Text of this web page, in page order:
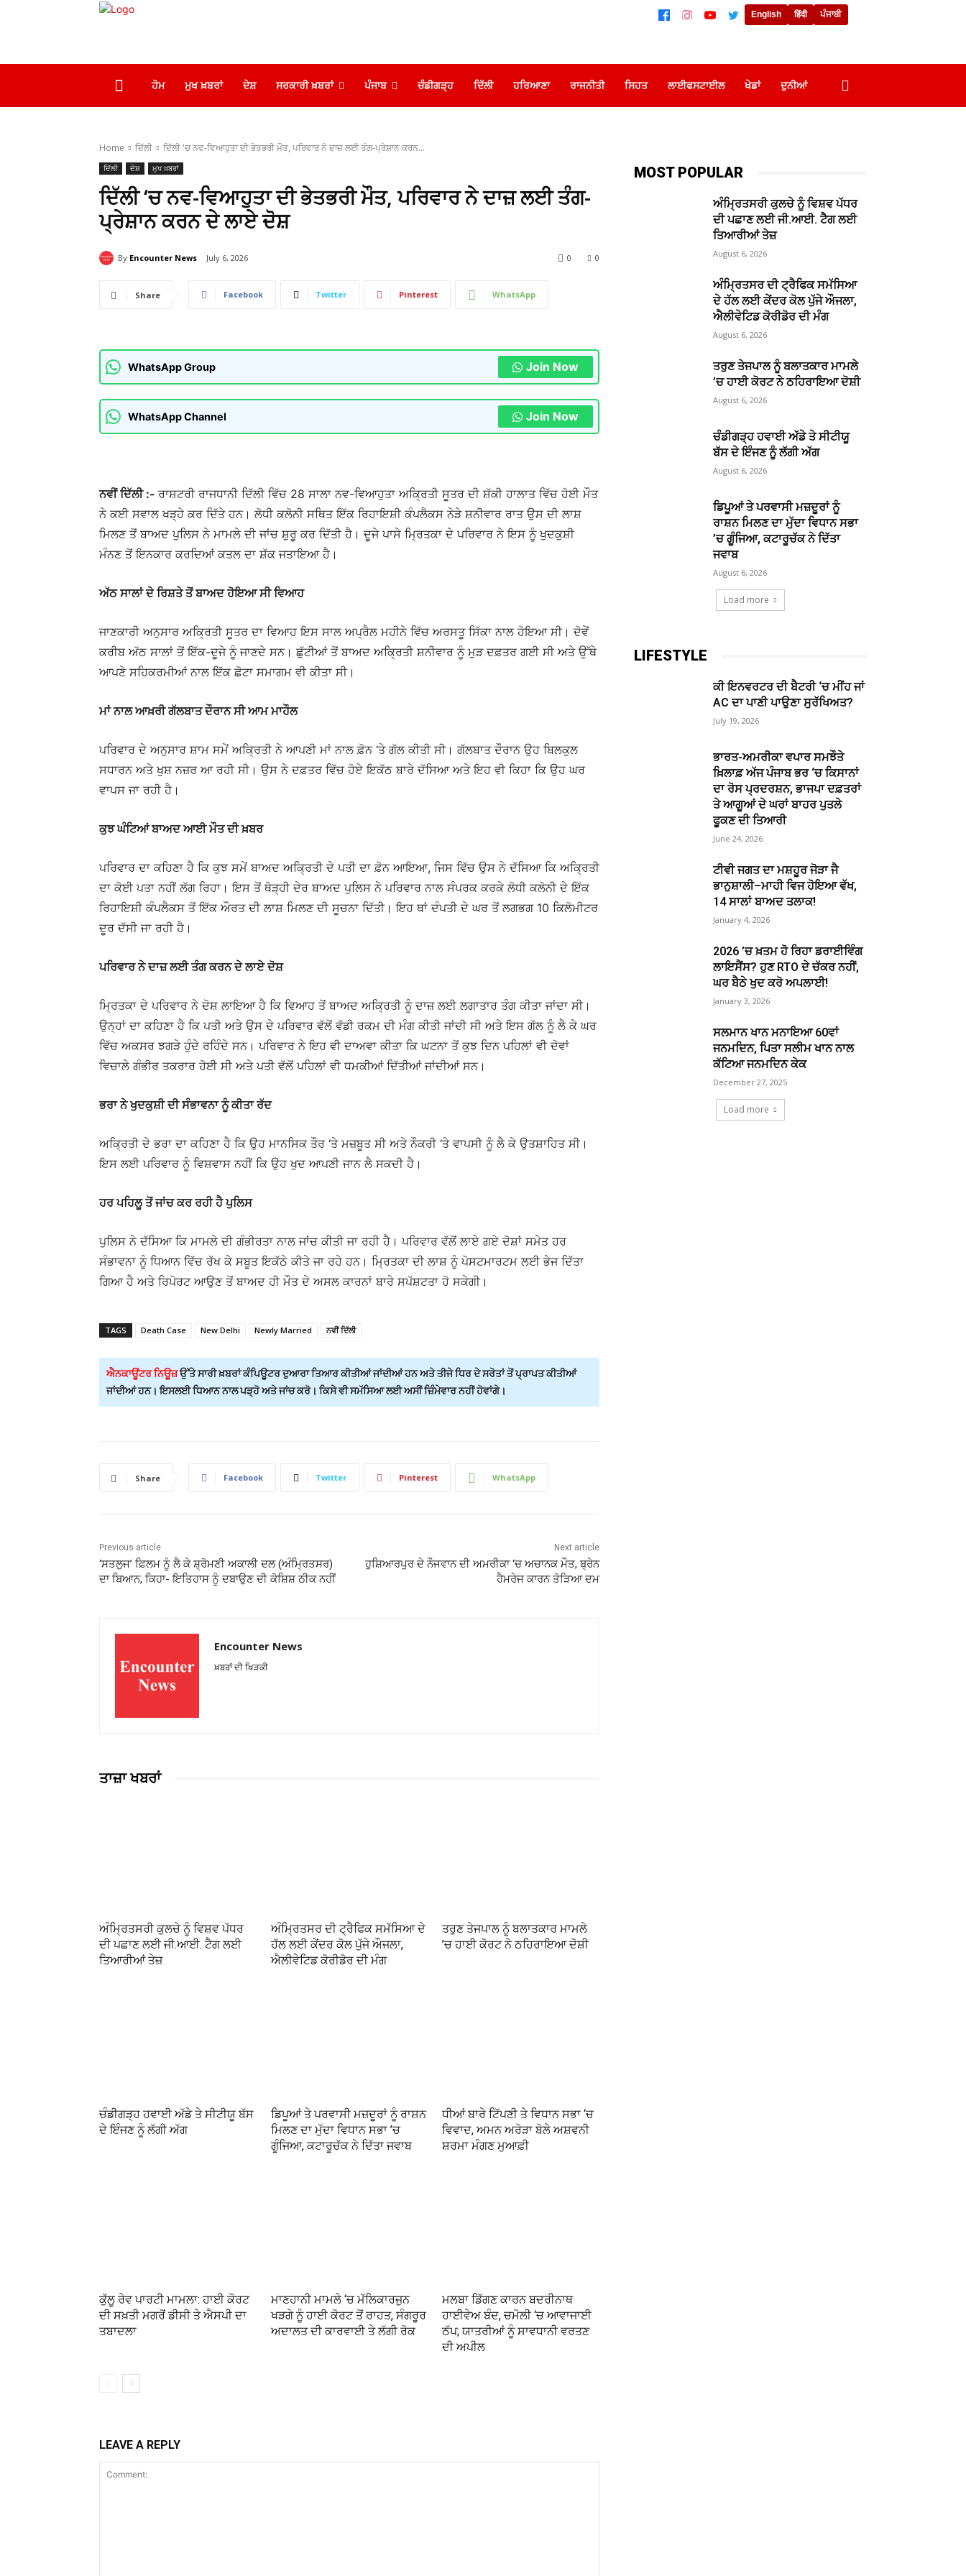
English हिंदी ਪੰਜਾਬੀ
ਹੋਮ ਮੁਖ ਖ਼ਬਰਾਂ ਦੇਸ਼ ਸਰਕਾਰੀ ਖ਼ਬਰਾਂ ਪੰਜਾਬ ਚੰਡੀਗੜ੍ਹ ਦਿੱਲੀ ਹਰਿਆਣਾ ਰਾਜਨੀਤੀ ਸਿਹਤ ਲਾਈਫਸਟਾਈਲ ਖੇਡਾਂ ਦੁਨੀਆਂ
Home ਦਿੱਲੀ ਦਿੱਲੀ 'ਚ ਨਵ-ਵਿਆਹੁਤਾ ਦੀ ਭੇਤਭਰੀ ਮੌਤ, ਪਰਿਵਾਰ ਨੇ ਦਾਜ਼ ਲਈ ਤੰਗ-ਪ੍ਰੇਸ਼ਾਨ ਕਰਨ...
ਦਿੱਲੀ ਦੇਸ਼ ਮੁਖ ਖ਼ਬਰਾਂ
ਦਿੱਲੀ ‘ਚ ਨਵ-ਵਿਆਹੁਤਾ ਦੀ ਭੇਤਭਰੀ ਮੌਤ, ਪਰਿਵਾਰ ਨੇ ਦਾਜ਼ ਲਈ ਤੰਗ-
ਪ੍ਰੇਸ਼ਾਨ ਕਰਨ ਦੇ ਲਾਏ ਦੋਸ਼
By Encounter News July 6, 2026 0
0
Share Facebook Twitter Pinterest WhatsApp
WhatsApp Group Join Now
WhatsApp Channel Join Now
ਨਵੀਂ ਦਿੱਲੀ :- ਰਾਸ਼ਟਰੀ ਰਾਜਧਾਨੀ ਦਿੱਲੀ ਵਿੱਚ 28 ਸਾਲਾ ਨਵ-ਵਿਆਹੁਤਾ ਅਕ੍ਰਿਤੀ ਸੂਤਰ ਦੀ ਸ਼ੱਕੀ ਹਾਲਾਤ ਵਿੱਚ ਹੋਈ ਮੌਤ
ਨੇ ਕਈ ਸਵਾਲ ਖੜ੍ਹੇ ਕਰ ਦਿੱਤੇ ਹਨ। ਲੋਧੀ ਕਲੋਨੀ ਸਥਿਤ ਇੱਕ ਰਿਹਾਇਸ਼ੀ ਕੰਪਲੈਕਸ ਨੇੜੇ ਸ਼ਨੀਵਾਰ ਰਾਤ ਉਸ ਦੀ ਲਾਸ਼
ਮਿਲਣ ਤੋਂ ਬਾਅਦ ਪੁਲਿਸ ਨੇ ਮਾਮਲੇ ਦੀ ਜਾਂਚ ਸ਼ੁਰੂ ਕਰ ਦਿੱਤੀ ਹੈ। ਦੂਜੇ ਪਾਸੇ ਮ੍ਰਿਤਕਾ ਦੇ ਪਰਿਵਾਰ ਨੇ ਇਸ ਨੂੰ ਖੁਦਕੁਸ਼ੀ
ਮੰਨਣ ਤੋਂ ਇਨਕਾਰ ਕਰਦਿਆਂ ਕਤਲ ਦਾ ਸ਼ੱਕ ਜਤਾਇਆ ਹੈ।
ਅੱਠ ਸਾਲਾਂ ਦੇ ਰਿਸ਼ਤੇ ਤੋਂ ਬਾਅਦ ਹੋਇਆ ਸੀ ਵਿਆਹ
ਜਾਣਕਾਰੀ ਅਨੁਸਾਰ ਅਕ੍ਰਿਤੀ ਸੂਤਰ ਦਾ ਵਿਆਹ ਇਸ ਸਾਲ ਅਪ੍ਰੈਲ ਮਹੀਨੇ ਵਿੱਚ ਅਰਸਤੂ ਸਿੱਕਾ ਨਾਲ ਹੋਇਆ ਸੀ। ਦੋਵੇਂ
ਕਰੀਬ ਅੱਠ ਸਾਲਾਂ ਤੋਂ ਇੱਕ-ਦੂਜੇ ਨੂੰ ਜਾਣਦੇ ਸਨ। ਛੁੱਟੀਆਂ ਤੋਂ ਬਾਅਦ ਅਕ੍ਰਿਤੀ ਸ਼ਨੀਵਾਰ ਨੂੰ ਮੁੜ ਦਫ਼ਤਰ ਗਈ ਸੀ ਅਤੇ ਉੱਥੇ
ਆਪਣੇ ਸਹਿਕਰਮੀਆਂ ਨਾਲ ਇੱਕ ਛੋਟਾ ਸਮਾਗਮ ਵੀ ਕੀਤਾ ਸੀ।
ਮਾਂ ਨਾਲ ਆਖ਼ਰੀ ਗੱਲਬਾਤ ਦੌਰਾਨ ਸੀ ਆਮ ਮਾਹੌਲ
ਪਰਿਵਾਰ ਦੇ ਅਨੁਸਾਰ ਸ਼ਾਮ ਸਮੇਂ ਅਕ੍ਰਿਤੀ ਨੇ ਆਪਣੀ ਮਾਂ ਨਾਲ ਫ਼ੋਨ ‘ਤੇ ਗੱਲ ਕੀਤੀ ਸੀ। ਗੱਲਬਾਤ ਦੌਰਾਨ ਉਹ ਬਿਲਕੁਲ
ਸਧਾਰਨ ਅਤੇ ਖੁਸ਼ ਨਜ਼ਰ ਆ ਰਹੀ ਸੀ। ਉਸ ਨੇ ਦਫ਼ਤਰ ਵਿੱਚ ਹੋਏ ਇਕੱਠ ਬਾਰੇ ਦੱਸਿਆ ਅਤੇ ਇਹ ਵੀ ਕਿਹਾ ਕਿ ਉਹ ਘਰ
ਵਾਪਸ ਜਾ ਰਹੀ ਹੈ।
ਕੁਝ ਘੰਟਿਆਂ ਬਾਅਦ ਆਈ ਮੌਤ ਦੀ ਖ਼ਬਰ
ਪਰਿਵਾਰ ਦਾ ਕਹਿਣਾ ਹੈ ਕਿ ਕੁਝ ਸਮੇਂ ਬਾਅਦ ਅਕ੍ਰਿਤੀ ਦੇ ਪਤੀ ਦਾ ਫ਼ੋਨ ਆਇਆ, ਜਿਸ ਵਿੱਚ ਉਸ ਨੇ ਦੱਸਿਆ ਕਿ ਅਕ੍ਰਿਤੀ
ਦਾ ਕੋਈ ਪਤਾ ਨਹੀਂ ਲੱਗ ਰਿਹਾ। ਇਸ ਤੋਂ ਥੋੜ੍ਹੀ ਦੇਰ ਬਾਅਦ ਪੁਲਿਸ ਨੇ ਪਰਿਵਾਰ ਨਾਲ ਸੰਪਰਕ ਕਰਕੇ ਲੋਧੀ ਕਲੋਨੀ ਦੇ ਇੱਕ
ਰਿਹਾਇਸ਼ੀ ਕੰਪਲੈਕਸ ਤੋਂ ਇੱਕ ਔਰਤ ਦੀ ਲਾਸ਼ ਮਿਲਣ ਦੀ ਸੂਚਨਾ ਦਿੱਤੀ। ਇਹ ਥਾਂ ਦੰਪਤੀ ਦੇ ਘਰ ਤੋਂ ਲਗਭਗ 10 ਕਿਲੋਮੀਟਰ
ਦੂਰ ਦੱਸੀ ਜਾ ਰਹੀ ਹੈ।
ਪਰਿਵਾਰ ਨੇ ਦਾਜ਼ ਲਈ ਤੰਗ ਕਰਨ ਦੇ ਲਾਏ ਦੋਸ਼
ਮ੍ਰਿਤਕਾ ਦੇ ਪਰਿਵਾਰ ਨੇ ਦੋਸ਼ ਲਾਇਆ ਹੈ ਕਿ ਵਿਆਹ ਤੋਂ ਬਾਅਦ ਅਕ੍ਰਿਤੀ ਨੂੰ ਦਾਜ਼ ਲਈ ਲਗਾਤਾਰ ਤੰਗ ਕੀਤਾ ਜਾਂਦਾ ਸੀ।
ਉਨ੍ਹਾਂ ਦਾ ਕਹਿਣਾ ਹੈ ਕਿ ਪਤੀ ਅਤੇ ਉਸ ਦੇ ਪਰਿਵਾਰ ਵੱਲੋਂ ਵੱਡੀ ਰਕਮ ਦੀ ਮੰਗ ਕੀਤੀ ਜਾਂਦੀ ਸੀ ਅਤੇ ਇਸ ਗੱਲ ਨੂੰ ਲੈ ਕੇ ਘਰ
ਵਿੱਚ ਅਕਸਰ ਝਗੜੇ ਹੁੰਦੇ ਰਹਿੰਦੇ ਸਨ। ਪਰਿਵਾਰ ਨੇ ਇਹ ਵੀ ਦਾਅਵਾ ਕੀਤਾ ਕਿ ਘਟਨਾ ਤੋਂ ਕੁਝ ਦਿਨ ਪਹਿਲਾਂ ਵੀ ਦੋਵਾਂ
ਵਿਚਾਲੇ ਗੰਭੀਰ ਤਕਰਾਰ ਹੋਈ ਸੀ ਅਤੇ ਪਤੀ ਵੱਲੋਂ ਪਹਿਲਾਂ ਵੀ ਧਮਕੀਆਂ ਦਿੱਤੀਆਂ ਜਾਂਦੀਆਂ ਸਨ।
ਭਰਾ ਨੇ ਖੁਦਕੁਸ਼ੀ ਦੀ ਸੰਭਾਵਨਾ ਨੂੰ ਕੀਤਾ ਰੱਦ
ਅਕ੍ਰਿਤੀ ਦੇ ਭਰਾ ਦਾ ਕਹਿਣਾ ਹੈ ਕਿ ਉਹ ਮਾਨਸਿਕ ਤੌਰ ‘ਤੇ ਮਜ਼ਬੂਤ ਸੀ ਅਤੇ ਨੌਕਰੀ ‘ਤੇ ਵਾਪਸੀ ਨੂੰ ਲੈ ਕੇ ਉਤਸ਼ਾਹਿਤ ਸੀ।
ਇਸ ਲਈ ਪਰਿਵਾਰ ਨੂੰ ਵਿਸ਼ਵਾਸ ਨਹੀਂ ਕਿ ਉਹ ਖੁਦ ਆਪਣੀ ਜਾਨ ਲੈ ਸਕਦੀ ਹੈ।
ਹਰ ਪਹਿਲੂ ਤੋਂ ਜਾਂਚ ਕਰ ਰਹੀ ਹੈ ਪੁਲਿਸ
ਪੁਲਿਸ ਨੇ ਦੱਸਿਆ ਕਿ ਮਾਮਲੇ ਦੀ ਗੰਭੀਰਤਾ ਨਾਲ ਜਾਂਚ ਕੀਤੀ ਜਾ ਰਹੀ ਹੈ। ਪਰਿਵਾਰ ਵੱਲੋਂ ਲਾਏ ਗਏ ਦੋਸ਼ਾਂ ਸਮੇਤ ਹਰ
ਸੰਭਾਵਨਾ ਨੂੰ ਧਿਆਨ ਵਿੱਚ ਰੱਖ ਕੇ ਸਬੂਤ ਇਕੱਠੇ ਕੀਤੇ ਜਾ ਰਹੇ ਹਨ। ਮ੍ਰਿਤਕਾ ਦੀ ਲਾਸ਼ ਨੂੰ ਪੋਸਟਮਾਰਟਮ ਲਈ ਭੇਜ ਦਿੱਤਾ
ਗਿਆ ਹੈ ਅਤੇ ਰਿਪੋਰਟ ਆਉਣ ਤੋਂ ਬਾਅਦ ਹੀ ਮੌਤ ਦੇ ਅਸਲ ਕਾਰਨਾਂ ਬਾਰੇ ਸਪੱਸ਼ਟਤਾ ਹੋ ਸਕੇਗੀ।
TAGS Death Case New Delhi Newly Married ਨਵੀਂ ਦਿੱਲੀ
ਐਨਕਾਊਂਟਰ ਨਿਊਜ਼ਉੱਤੇ ਸਾਰੀ ਖ਼ਬਰਾਂ ਕੰਪਿਊਟਰ ਦੁਆਰਾ ਤਿਆਰ ਕੀਤੀਆਂ ਜਾਂਦੀਆਂ ਹਨ ਅਤੇ ਤੀਜੇ ਧਿਰ ਦੇ ਸਰੋਤਾਂ ਤੋਂ ਪ੍ਰਾਪਤ ਕੀਤੀਆਂ
ਜਾਂਦੀਆਂ ਹਨ। ਇਸਲਈ ਧਿਆਨ ਨਾਲ ਪੜ੍ਹੋ ਅਤੇ ਜਾਂਚ ਕਰੋ। ਕਿਸੇ ਵੀ ਸਮੱਸਿਆ ਲਈ ਅਸੀਂ ਜ਼ਿੰਮੇਵਾਰ ਨਹੀਂ ਹੋਵਾਂਗੇ।
Share Facebook Twitter Pinterest WhatsApp
Previous article
‘ਸਤਲੁਜ’ ਫ਼ਿਲਮ ਨੂੰ ਲੈ ਕੇ ਸ਼੍ਰੋਮਣੀ ਅਕਾਲੀ ਦਲ (ਅੰਮ੍ਰਿਤਸਰ)
ਦਾ ਬਿਆਨ, ਕਿਹਾ- ਇਤਿਹਾਸ ਨੂੰ ਦਬਾਉਣ ਦੀ ਕੋਸ਼ਿਸ਼ ਠੀਕ ਨਹੀਂ
Next article
ਹੁਸ਼ਿਆਰਪੁਰ ਦੇ ਨੌਜਵਾਨ ਦੀ ਅਮਰੀਕਾ ‘ਚ ਅਚਾਨਕ ਮੌਤ, ਬ੍ਰੇਨ
ਹੈਮਰੇਜ ਕਾਰਨ ਤੋੜਿਆ ਦਮ
Encounter News
ਖ਼ਬਰਾਂ ਦੀ ਖਿੜਕੀ
ਤਾਜ਼ਾ ਖਬਰਾਂ
ਅੰਮ੍ਰਿਤਸਰੀ ਕੁਲਚੇ ਨੂੰ ਵਿਸ਼ਵ ਪੱਧਰ
ਦੀ ਪਛਾਣ ਲਈ ਜੀ.ਆਈ. ਟੈਗ ਲਈ
ਤਿਆਰੀਆਂ ਤੇਜ਼
ਅੰਮ੍ਰਿਤਸਰ ਦੀ ਟ੍ਰੈਫਿਕ ਸਮੱਸਿਆ ਦੇ
ਹੱਲ ਲਈ ਕੇਂਦਰ ਕੋਲ ਪੁੱਜੇ ਔਜਲਾ,
ਐਲੀਵੇਟਿਡ ਕੋਰੀਡੋਰ ਦੀ ਮੰਗ
ਤਰੁਣ ਤੇਜਪਾਲ ਨੂੰ ਬਲਾਤਕਾਰ ਮਾਮਲੇ
’ਚ ਹਾਈ ਕੋਰਟ ਨੇ ਠਹਿਰਾਇਆ ਦੋਸ਼ੀ
ਚੰਡੀਗੜ੍ਹ ਹਵਾਈ ਅੱਡੇ ਤੇ ਸੀਟੀਯੂ ਬੱਸ
ਦੇ ਇੰਜਣ ਨੂੰ ਲੱਗੀ ਅੱਗ
ਡਿਪੂਆਂ ਤੇ ਪਰਵਾਸੀ ਮਜ਼ਦੂਰਾਂ ਨੂੰ ਰਾਸ਼ਨ
ਮਿਲਣ ਦਾ ਮੁੱਦਾ ਵਿਧਾਨ ਸਭਾ ’ਚ
ਗੂੰਜਿਆ, ਕਟਾਰੂਚੱਕ ਨੇ ਦਿੱਤਾ ਜਵਾਬ
ਧੀਆਂ ਬਾਰੇ ਟਿੱਪਣੀ ਤੇ ਵਿਧਾਨ ਸਭਾ ‘ਚ
ਵਿਵਾਦ, ਅਮਨ ਅਰੋੜਾ ਬੋਲੇ ਅਸ਼ਵਨੀ
ਸ਼ਰਮਾ ਮੰਗਣ ਮੁਆਫ਼ੀ
ਕੁੱਲੂ ਰੇਵ ਪਾਰਟੀ ਮਾਮਲਾ: ਹਾਈ ਕੋਰਟ
ਦੀ ਸਖ਼ਤੀ ਮਗਰੋਂ ਡੀਸੀ ਤੇ ਐਸਪੀ ਦਾ
ਤਬਾਦਲਾ
ਮਾਣਹਾਨੀ ਮਾਮਲੇ ‘ਚ ਮੱਲਿਕਾਰਜੁਨ
ਖੜਗੇ ਨੂੰ ਹਾਈ ਕੋਰਟ ਤੋਂ ਰਾਹਤ, ਸੰਗਰੂਰ
ਅਦਾਲਤ ਦੀ ਕਾਰਵਾਈ ਤੇ ਲੱਗੀ ਰੋਕ
ਮਲਬਾ ਡਿੱਗਣ ਕਾਰਨ ਬਦਰੀਨਾਥ
ਹਾਈਵੇਅ ਬੰਦ, ਚਮੋਲੀ ‘ਚ ਆਵਾਜਾਈ
ਠੱਪ; ਯਾਤਰੀਆਂ ਨੂੰ ਸਾਵਧਾਨੀ ਵਰਤਣ
ਦੀ ਅਪੀਲ
LEAVE A REPLY
MOST POPULAR
ਅੰਮ੍ਰਿਤਸਰੀ ਕੁਲਚੇ ਨੂੰ ਵਿਸ਼ਵ ਪੱਧਰ
ਦੀ ਪਛਾਣ ਲਈ ਜੀ.ਆਈ. ਟੈਗ ਲਈ
ਤਿਆਰੀਆਂ ਤੇਜ਼
August 6, 2026
ਅੰਮ੍ਰਿਤਸਰ ਦੀ ਟ੍ਰੈਫਿਕ ਸਮੱਸਿਆ
ਦੇ ਹੱਲ ਲਈ ਕੇਂਦਰ ਕੋਲ ਪੁੱਜੇ ਔਜਲਾ,
ਐਲੀਵੇਟਿਡ ਕੋਰੀਡੋਰ ਦੀ ਮੰਗ
August 6, 2026
ਤਰੁਣ ਤੇਜਪਾਲ ਨੂੰ ਬਲਾਤਕਾਰ ਮਾਮਲੇ
’ਚ ਹਾਈ ਕੋਰਟ ਨੇ ਠਹਿਰਾਇਆ ਦੋਸ਼ੀ
August 6, 2026
ਚੰਡੀਗੜ੍ਹ ਹਵਾਈ ਅੱਡੇ ਤੇ ਸੀਟੀਯੂ
ਬੱਸ ਦੇ ਇੰਜਣ ਨੂੰ ਲੱਗੀ ਅੱਗ
August 6, 2026
ਡਿਪੂਆਂ ਤੇ ਪਰਵਾਸੀ ਮਜ਼ਦੂਰਾਂ ਨੂੰ
ਰਾਸ਼ਨ ਮਿਲਣ ਦਾ ਮੁੱਦਾ ਵਿਧਾਨ ਸਭਾ
’ਚ ਗੂੰਜਿਆ, ਕਟਾਰੂਚੱਕ ਨੇ ਦਿੱਤਾ
ਜਵਾਬ
August 6, 2026
Load more
LIFESTYLE
ਕੀ ਇਨਵਰਟਰ ਦੀ ਬੈਟਰੀ ‘ਚ ਮੀਂਹ ਜਾਂ
AC ਦਾ ਪਾਣੀ ਪਾਉਣਾ ਸੁਰੱਖਿਅਤ?
July 19, 2026
ਭਾਰਤ-ਅਮਰੀਕਾ ਵਪਾਰ ਸਮਝੌਤੇ
ਖ਼ਿਲਾਫ਼ ਅੱਜ ਪੰਜਾਬ ਭਰ ‘ਚ ਕਿਸਾਨਾਂ
ਦਾ ਰੋਸ ਪ੍ਰਦਰਸ਼ਨ, ਭਾਜਪਾ ਦਫ਼ਤਰਾਂ
ਤੇ ਆਗੂਆਂ ਦੇ ਘਰਾਂ ਬਾਹਰ ਪੁਤਲੇ
ਫੂਕਣ ਦੀ ਤਿਆਰੀ
June 24, 2026
ਟੀਵੀ ਜਗਤ ਦਾ ਮਸ਼ਹੂਰ ਜੋੜਾ ਜੈ
ਭਾਨੁਸ਼ਾਲੀ–ਮਾਹੀ ਵਿਜ ਹੋਇਆ ਵੱਖ,
14 ਸਾਲਾਂ ਬਾਅਦ ਤਲਾਕ!
January 4, 2026
2026 ’ਚ ਖ਼ਤਮ ਹੋ ਰਿਹਾ ਡਰਾਈਵਿੰਗ
ਲਾਇਸੈਂਸ? ਹੁਣ RTO ਦੇ ਚੱਕਰ ਨਹੀਂ,
ਘਰ ਬੈਠੇ ਖੁਦ ਕਰੋ ਅਪਲਾਈ!
January 3, 2026
ਸਲਮਾਨ ਖਾਨ ਮਨਾਇਆ 60ਵਾਂ
ਜਨਮਦਿਨ, ਪਿਤਾ ਸਲੀਮ ਖਾਨ ਨਾਲ
ਕੱਟਿਆ ਜਨਮਦਿਨ ਕੇਕ
December 27, 2025
Load more